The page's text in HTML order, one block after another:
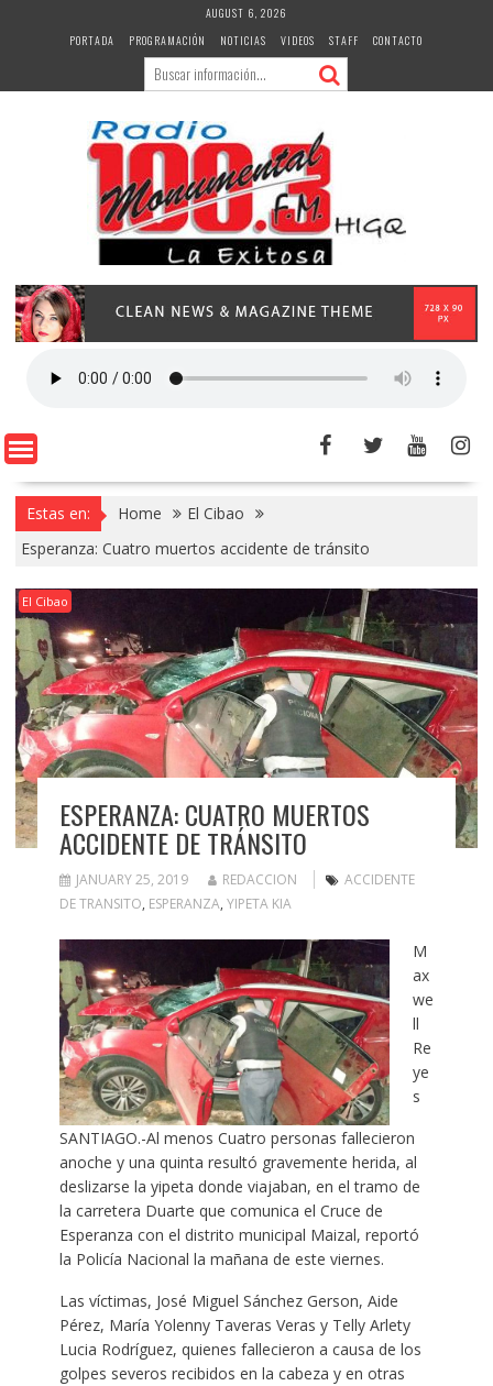
AUGUST 6, 2026
PORTADA
PROGRAMACIÓN NOTICIAS VIDEOS STAFF CONTACTO
Estas en: Home
El Cibao
Esperanza: Cuatro muertos accidente de tránsito
El Cibao
ESPERANZA: CUATRO MUERTOS
ACCIDENTE DE TRÁNSITO
JANUARY 25, 2019 REDACCION
ACCIDENTE
DE TRANSITO, ESPERANZA, YIPETA KIA
M
ax
we
ll
Re
ye
s
SANTIAGO.-Al menos Cuatro personas fallecieron
anoche y una quinta resultó gravemente herida, al
deslizarse la yipeta donde viajaban, en el tramo de
la carretera Duarte que comunica el Cruce de
Esperanza con el distrito municipal Maizal, reportó
la Policía Nacional la mañana de este viernes.
Las víctimas, José Miguel Sánchez Gerson, Aide
Pérez, María Yolenny Taveras Veras y Telly Arlety
Lucia Rodríguez, quienes fallecieron a causa de los
golpes severos recibidos en la cabeza y en otras